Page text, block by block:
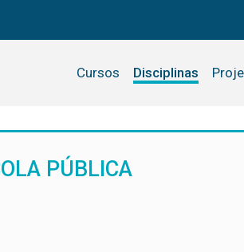
Cursos Disciplinas
PÚBLICA